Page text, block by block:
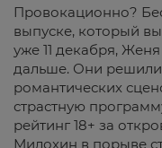
Провокационно?
выпуске, который
уже 11 декабря,
дальше. Они
романтических
страстную
рейтинг 18+ за
Милохин в порыве